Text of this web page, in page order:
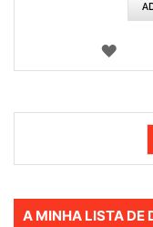
LISTA
A MINHA LISTA DE